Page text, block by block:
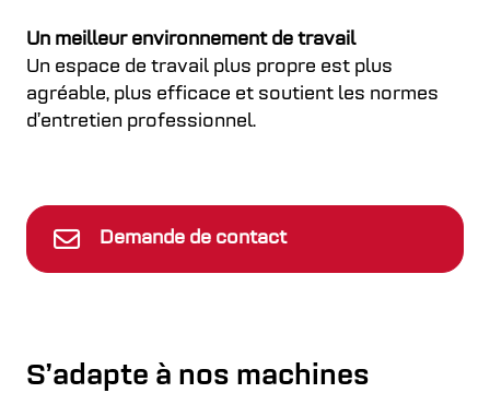
Un meilleur environnement de travail
Un espace de travail plus propre est plus
agréable, plus efficace et soutient les normes
d’entretien professionnel.
Demande de contact
S’adapte à nos machines